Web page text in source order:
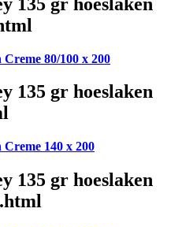
80/100 x 200
135 gr hoeslaken
Creme 140 x 200
135 gr hoeslaken